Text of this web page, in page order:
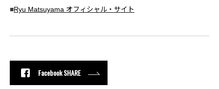
■Ryu Matsuyama オフィシャル・サイト
Facebook SHARE